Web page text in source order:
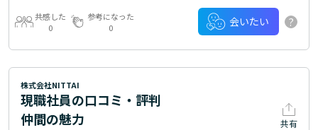
共感した
0
参考になった
0
会いたい ?
株式会社NITTAI
現職社員の口コミ・評判
仲間の魅力
共有